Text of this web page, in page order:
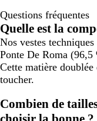
Questions fréquentes
Quelle est la
Nos vestes
Ponte De Roma (96,5
Cette matière
toucher.
Combien de